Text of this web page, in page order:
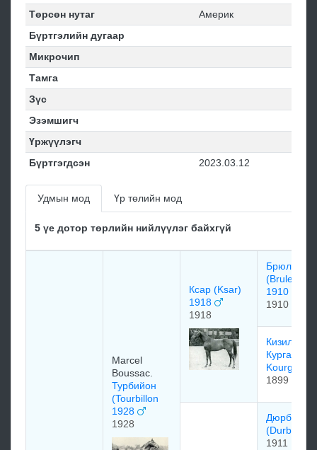
Төрсөн нутаг
Америк
Бүртгэлийн дугаар
Микрочип
Тамга
Зүс
Эзэмшигч
Үржүүлэгч
Бүртгэгдсэн
2023.03.12
Удмын мод Үр төлийн мод
5 үе дотор төрлийн нийлүүлэг байхгүй
Marcel
Boussac.
Турбийон
(Tourbillon
1928
1928
Ксар (Ksar)
1918
1918
Брюлёр
(Bruleur)
1910
1910
Кизил
Курган
Kourgan)
1899
Дюрбар
(Durbar)
1911